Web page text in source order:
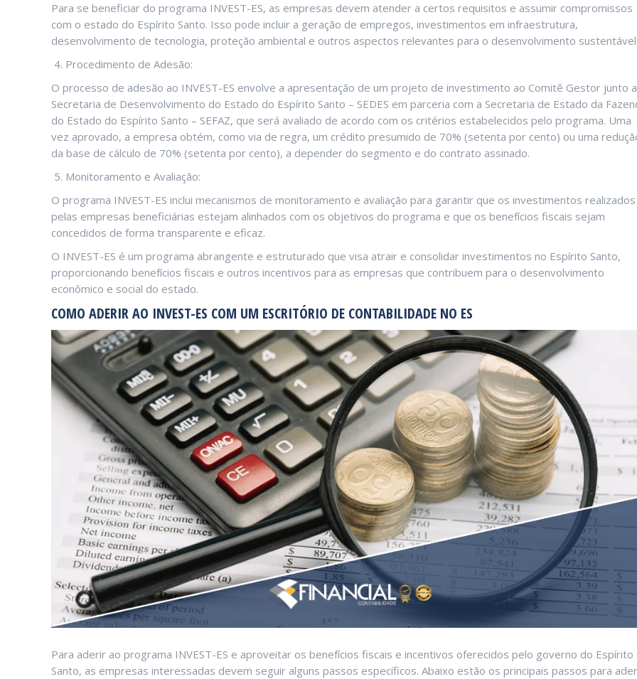
Para se beneficiar do programa INVEST-ES, as empresas devem atender a certos requisitos e assumir compromissos
com o estado do Espírito Santo. Isso pode incluir a geração de empregos, investimentos em infraestrutura,
desenvolvimento de tecnologia, proteção ambiental e outros aspectos relevantes para o desenvolvimento
Procedimento de Adesão:
O processo de adesão ao INVEST-ES envolve a apresentação de um projeto de investimento ao Comitê Gestor junto a
Secretaria de Desenvolvimento do Estado do Espírito Santo – SEDES em parceria com a Secretaria de Estado da
do Estado do Espírito Santo – SEFAZ, que será avaliado de acordo com os critérios estabelecidos pelo programa. Uma
vez aprovado, a empresa obtém, como via de regra, um crédito presumido de 70% (setenta por cento) ou uma
da base de cálculo de 70% (setenta por cento), a depender do segmento e do contrato assinado.
Monitoramento e Avaliação:
O programa INVEST-ES inclui mecanismos de monitoramento e avaliação para garantir que os investimentos realizados
pelas empresas beneficiárias estejam alinhados com os objetivos do programa e que os benefícios fiscais sejam
concedidos de forma transparente e eficaz.
O INVEST-ES é um programa abrangente e estruturado que visa atrair e consolidar investimentos no Espírito Santo,
proporcionando benefícios fiscais e outros incentivos para as empresas que contribuem para o desenvolvimento
econômico e social do estado.
COMO ADERIR AO INVEST-ES COM UM ESCRITÓRIO DE CONTABILIDADE NO ES
Para aderir ao programa INVEST-ES e aproveitar os benefícios fiscais e incentivos oferecidos pelo governo do Espírito
Santo, as empresas interessadas devem seguir alguns passos específicos. Abaixo estão os principais passos para